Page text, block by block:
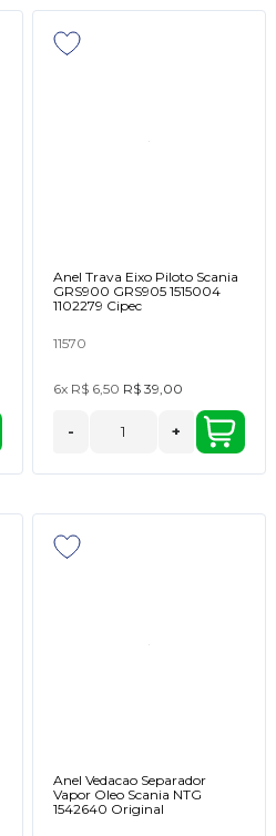
Anel Trava Eixo Piloto Scania
GRS900 GRS905 1515004
1102279 Cipec
11570
6x R$ 6,50 R$ 39,00
- +
Anel Vedacao Separador
Vapor Oleo Scania NTG
1542640 Original